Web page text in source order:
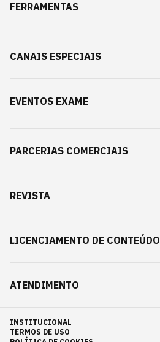
FERRAMENTAS
CANAIS ESPECIAIS
EVENTOS EXAME
PARCERIAS COMERCIAIS
REVISTA
LICENCIAMENTO DE CONTEÚDO
ATENDIMENTO
INSTITUCIONAL
TERMOS DE USO